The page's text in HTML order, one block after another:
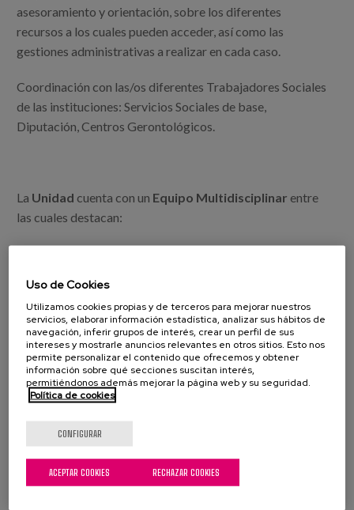
asesoramiento y orientación, sobre los diferentes
recursos a los cuales pueden acceder, así como las
gestiones administrativas a realizar en cada caso.
Coordinación con las/os diferentes Trabajadores Sociales
de las instituciones: Servicios Sociales de base,
Diputación, Centros Gerontológicos.
La Unidad cuenta con un Equipo Multidisciplinar entre
las cuales destacan:
Terapeuta Ocupacional.
Auxiliar.
Trabajadora social.
Objetivos de la unidad
Alcanzar la estabilización clínica y control de síntomas
conductuales.
Preservar la máxima autonomía posible, orientada por
parte del equipo de Terapia Ocupacional y Auxiliares.
Uso de Cookies
Utilizamos cookies propias y de terceros para mejorar nuestros
servicios, elaborar información estadística, analizar sus hábitos de
navegación, inferir grupos de interés, crear un perfil de sus
intereses y mostrarle anuncios relevantes en otros sitios. Esto nos
permite personalizar el contenido que ofrecemos y obtener
información sobre qué secciones suscitan interés,
permitiéndonos además mejorar la página web y su seguridad.
Política de cookies
CONFIGURAR
RECHAZAR COOKIES
ACEPTAR COOKIES